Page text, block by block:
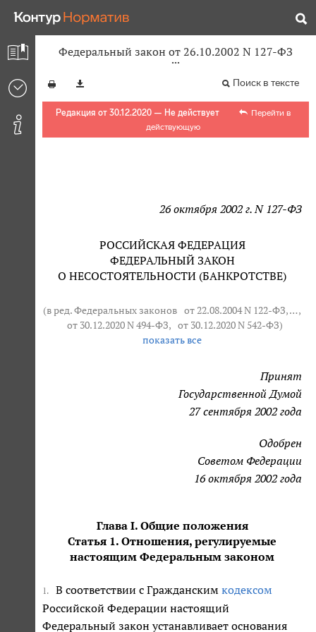
Федеральный закон от 26.10.2002 N 127-ФЗ
Поиск в тексте
Редакция от 30.12.2020 — Не действует
Перейти в
действующую
26 октября 2002 г. N 127-ФЗ
РОССИЙСКАЯ ФЕДЕРАЦИЯ
ФЕДЕРАЛЬНЫЙ ЗАКОН
О НЕСОСТОЯТЕЛЬНОСТИ (БАНКРОТСТВЕ)
(в ред. Федеральных законов от 22.08.2004 N 122-ФЗ, … ,
от 30.12.2020 N 494-ФЗ, от 30.12.2020 N 542-ФЗ)
показать все
Принят
Государственной Думой
27 сентября 2002 года
Одобрен
Советом Федерации
16 октября 2002 года
Глава I. Общие положения
Статья 1. Отношения, регулируемые
настоящим Федеральным законом
1. В соответствии с Гражданским кодексом
Российской Федерации настоящий
Федеральный закон устанавливает основания